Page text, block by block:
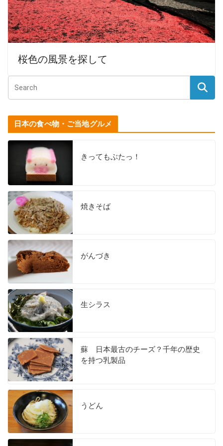
桜色の風景を探して
日本の食べ物・ご当地グルメ
きってもぶたっ！
焼きそば
がんづき
生シラス
蘇 日本最古のチーズ？千年の歴史
を持つ乳製品
うどん